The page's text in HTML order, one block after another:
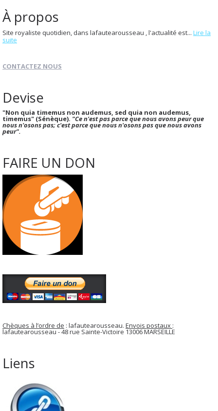
À propos
Site royaliste quotidien, dans lafautearousseau , l'actualité est... Lire la
suite
CONTACTEZ NOUS
Devise
"Non quia timemus non audemus, sed quia non audemus,
timemus" (Sénèque). "Ce n'est pas parce que nous avons peur que
nous n'osons pas; c'est parce que nous n'osons pas que nous avons
peur".
FAIRE UN DON
Chèques à l’ordre de : lafautearousseau. Envois postaux :
lafautearousseau - 48 rue Sainte-Victoire 13006 MARSEILLE
Liens